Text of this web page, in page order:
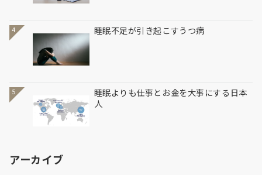
4 睡眠不足が引き起こすうつ病
5
睡眠よりも仕事とお金を大事にする日本
人
アーカイブ